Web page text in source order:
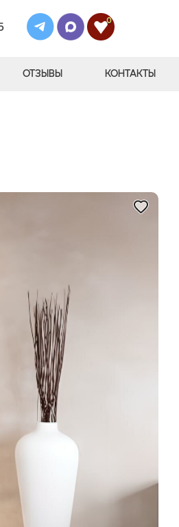
0
ОТЗЫВЫ КОНТАКТЫ